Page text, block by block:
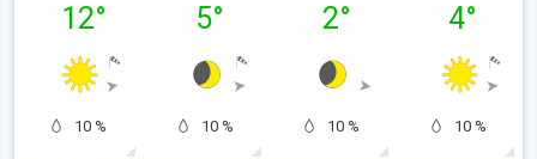
12°
10 %
5°
10 %
2°
10 %
4°
10 %